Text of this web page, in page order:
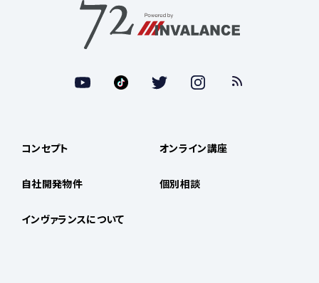
コンセプト
自社開発物件
インヴァランスについて
オンライン講座
個別相談